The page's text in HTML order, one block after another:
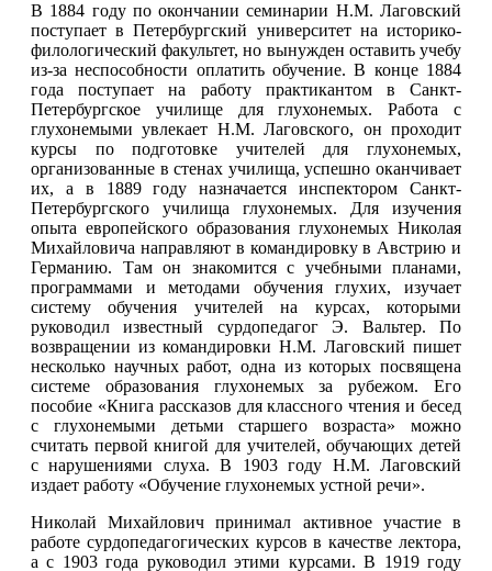
В 1884 году по окончании семинарии Н.М. Лаговский
поступает в Петербургский университет на историко-
филологический факультет, но вынужден оставить учебу
из-за неспособности оплатить обучение. В конце 1884
года поступает на работу практикантом в Санкт-
Петербургское училище для глухонемых. Работа с
глухонемыми увлекает Н.М. Лаговского, он проходит
курсы по подготовке учителей для глухонемых,
организованные в стенах училища, успешно оканчивает
их, а в 1889 году назначается инспектором Санкт-
Петербургского училища глухонемых. Для изучения
опыта европейского образования глухонемых Николая
Михайловича направляют в командировку в Австрию и
Германию. Там он знакомится с учебными планами,
программами и методами обучения глухих, изучает
систему обучения учителей на курсах, которыми
руководил известный сурдопедагог Э. Вальтер. По
возвращении из командировки Н.М. Лаговский пишет
несколько научных работ, одна из которых посвящена
системе образования глухонемых за рубежом. Его
пособие «Книга рассказов для классного чтения и бесед
с глухонемыми детьми старшего возраста» можно
считать первой книгой для учителей, обучающих детей
с нарушениями слуха. В 1903 году Н.М. Лаговский
издает работу «Обучение глухонемых устной речи».
Николай Михайлович принимал активное участие в
работе сурдопедагогических курсов в качестве лектора,
а с 1903 года руководил этими курсами. В 1919 году